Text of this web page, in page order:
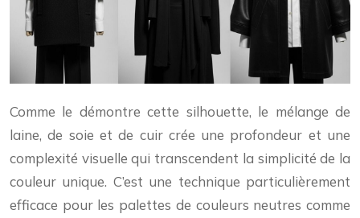
Comme le démontre cette silhouette, le mélange de
laine, de soie et de cuir crée une profondeur et une
complexité visuelle qui transcendent la simplicité de la
couleur unique. C’est une technique particulièrement
efficace pour les palettes de couleurs neutres comme